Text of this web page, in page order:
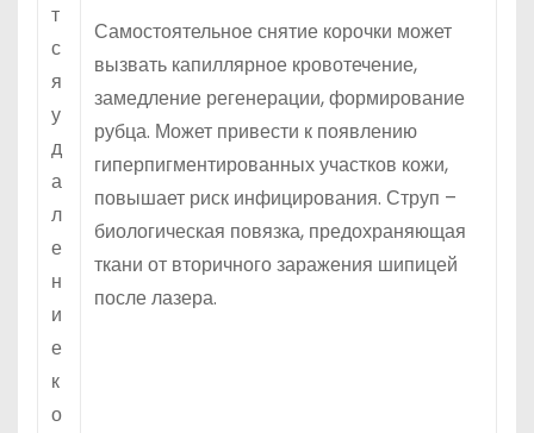
т
с
я
у
д
а
л
е
н
и
е
к
о
Самостоятельное снятие корочки может
вызвать капиллярное кровотечение,
замедление регенерации, формирование
рубца. Может привести к появлению
гиперпигментированных участков кожи,
повышает риск инфицирования. Струп –
биологическая повязка, предохраняющая
ткани от вторичного заражения шипицей
после лазера.